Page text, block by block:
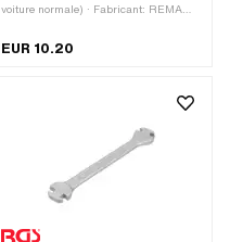
voiture normale) · Fabricant: REMA
(8x0.794 mm)
EUR 10.20